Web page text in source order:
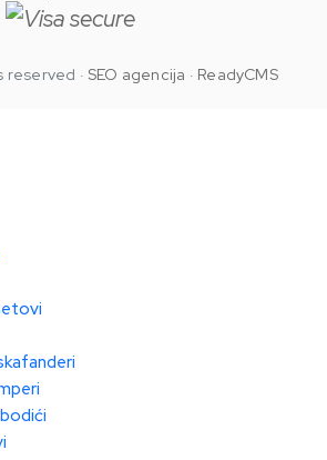
reserved ·SEO agencija · ReadyCMS